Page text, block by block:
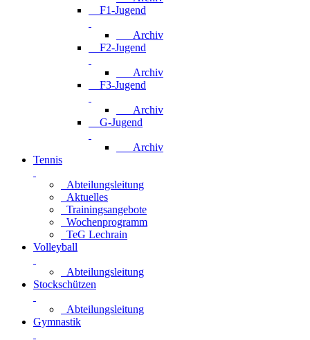
F1-Jugend
Archiv
F2-Jugend
Archiv
F3-Jugend
Archiv
G-Jugend
Archiv
Tennis
Abteilungsleitung
Aktuelles
Trainingsangebote
Wochenprogramm
TeG Lechrain
Volleyball
Abteilungsleitung
Stockschützen
Abteilungsleitung
Gymnastik